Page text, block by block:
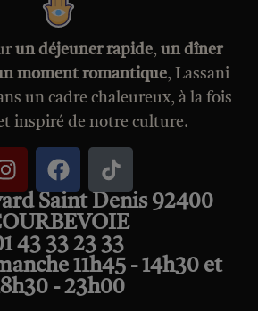
un déjeuner rapide, un dîner
moment romantique, Lassani
un cadre chaleureux, à la fois
inspiré de notre culture.
Saint Denis 92400
43 33 23 33
11h45 - 14h30 et
- 23h00